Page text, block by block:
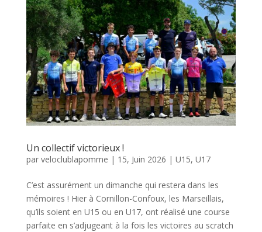
Un collectif victorieux !
par veloclublapomme | 15, Juin 2026 | U15, U17
C’est assurément un dimanche qui restera dans les
mémoires ! Hier à Cornillon-Confoux, les Marseillais,
qu’ils soient en U15 ou en U17, ont réalisé une course
parfaite en s’adjugeant à la fois les victoires au scratch